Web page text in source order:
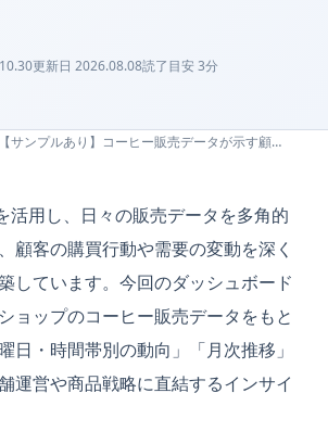
更新日 2026.08.08読了目安3分
【サンプルあり】コーヒー販売データが示す顧客行動のインサイト
活用し、日々の販売データを多角的
顧客の購買行動や需要の変動を深く
しています。今回のダッシュボード
ョップのコーヒー販売データをもと
日・時間帯別の動向」「月次推移」
運営や商品戦略に直結するインサイ